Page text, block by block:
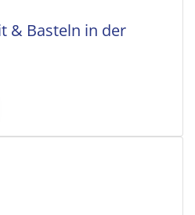
& Basteln in der